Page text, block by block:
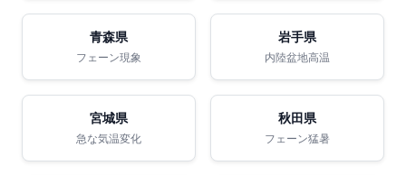
青森県
フェーン現象
岩手県
内陸盆地高温
宮城県
急な気温変化
秋田県
フェーン猛暑